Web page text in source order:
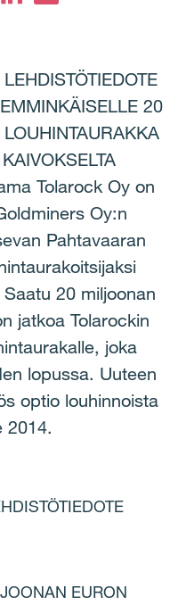
20
Tolarock Oy on
Oy:n
Pahtavaaran
20 miljoonan
jatkoa Tolarockin
joka
lopussa. Uuteen
optio louhinnoista
2014.
EURON